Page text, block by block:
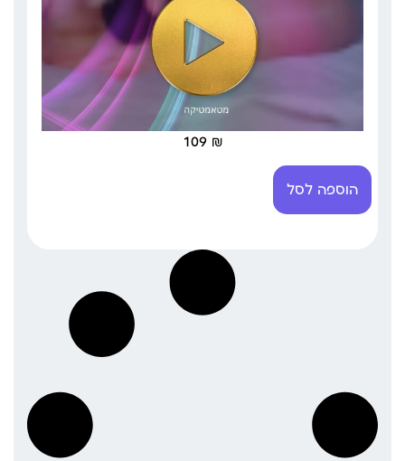
109 ₪
הוספה לסל